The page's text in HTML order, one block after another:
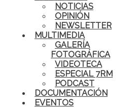
NOTICIAS
OPINIÓN
NEWSLETTER
MULTIMEDIA
GALERÍA
FOTOGRÁFICA
VIDEOTECA
ESPECIAL 7RM
PODCAST
DOCUMENTACIÓN
EVENTOS